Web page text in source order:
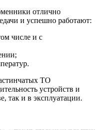
отлично
и успешно работают:
числе и с
ТО
устройств и
так и в эксплуатации.